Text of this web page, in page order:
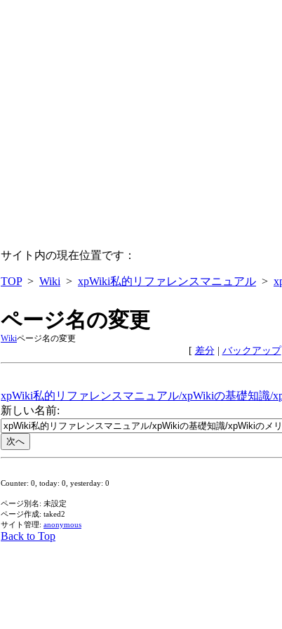
サイト内の現在位置です：
TOP> Wiki > xpWiki私的リファレンスマニュアル >
ページ名の変更
Wikiページ名の変更
[ 差分| バックアップ
xpWiki私的リファレンスマニュアル​/xpWikiの基礎知識​/
新しい名前:
Counter: 0, today: 0, yesterday: 0
ページ別名: 未設定
ページ作成: taked2
サイト管理: anonymous
Back to Top